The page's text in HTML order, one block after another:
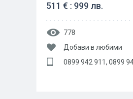
511 € : 999 лв.
778
Добави в любими
0899 942 911, 0899